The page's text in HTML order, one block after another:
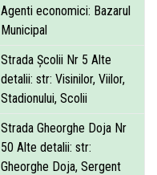
Agenti economici: Bazarul
Municipal
Strada Școlii Nr 5 Alte
detalii: str: Visinilor, Viilor,
Stadionului, Scolii
Strada Gheorghe Doja Nr
50 Alte detalii: str:
Gheorghe Doja, Sergent